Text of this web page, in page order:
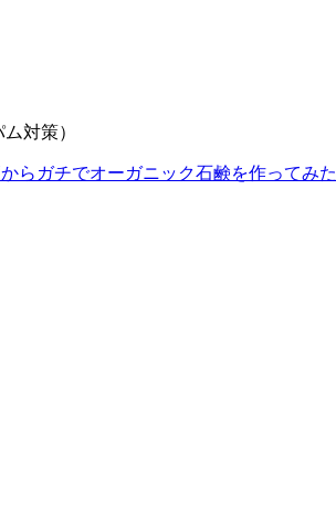
対策）
らガチでオーガニック石鹸を作ってみた